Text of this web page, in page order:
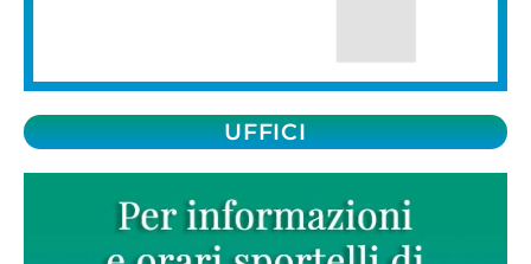
UFFICI